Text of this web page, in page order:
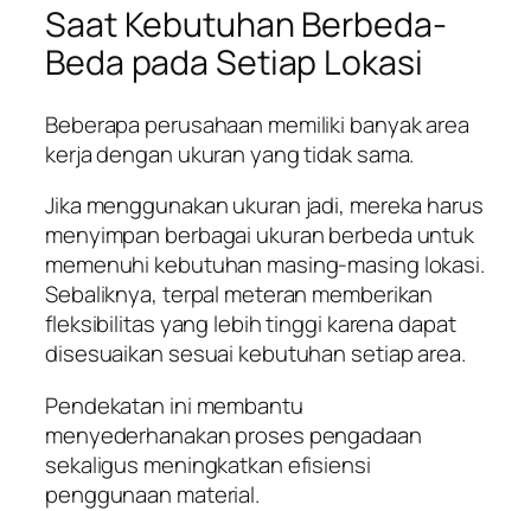
Saat Kebutuhan Berbeda-
Beda pada Setiap Lokasi
Beberapa perusahaan memiliki banyak area
kerja dengan ukuran yang tidak sama.
Jika menggunakan ukuran jadi, mereka harus
menyimpan berbagai ukuran berbeda untuk
memenuhi kebutuhan masing-masing lokasi.
Sebaliknya, terpal meteran memberikan
fleksibilitas yang lebih tinggi karena dapat
disesuaikan sesuai kebutuhan setiap area.
Pendekatan ini membantu
menyederhanakan proses pengadaan
sekaligus meningkatkan efisiensi
penggunaan material.